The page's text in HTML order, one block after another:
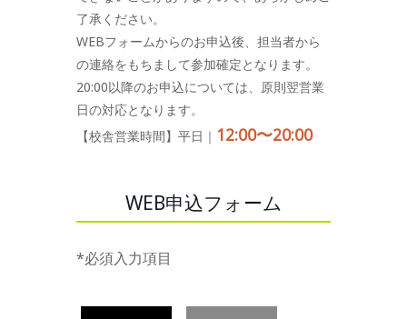
了承ください。
WEBフォームからのお申込後、担当者から
の連絡をもちまして参加確定となります。
20:00以降のお申込については、原則翌営業
日の対応となります。
【校舎営業時間】平日｜ 12:00〜20:00
WEB申込フォーム
*必須入力項目